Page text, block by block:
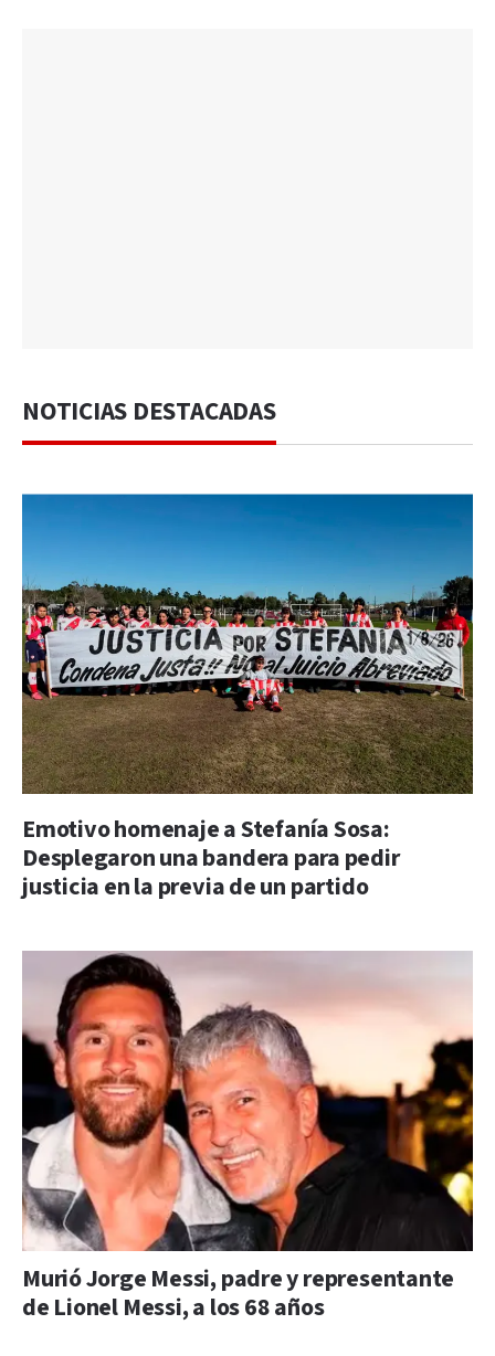
NOTICIAS DESTACADAS
Emotivo homenaje a Stefanía Sosa:
Desplegaron una bandera para pedir
justicia en la previa de un partido
Murió Jorge Messi, padre y representante
de Lionel Messi, a los 68 años